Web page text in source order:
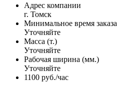
Адрес компании
г. Томск
Минимальное время заказа
Уточняйте
Масса (т.)
Уточняйте
Рабочая ширина (мм.)
Уточняйте
1100 руб./час